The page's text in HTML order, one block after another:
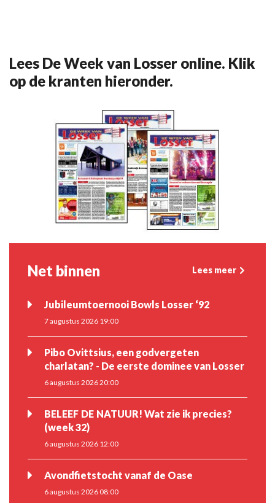
Lees De Week van Losser online. Klik
op de kranten hieronder.
Net binnen Lees meer
Jubileumtoernooi Bowls Losser ‘92
7 augustus 2026 19:00
Pibo Ovittsius, een godvergeten
charlatan? - De eerste dominee van Losser
6 augustus 2026 20:00
BELEEF DE NATUUR! Wat zie ik precies?
(week 32)
6 augustus 2026 12:00
Avondfietstocht vanaf de Oase
6 augustus 2026 08:00